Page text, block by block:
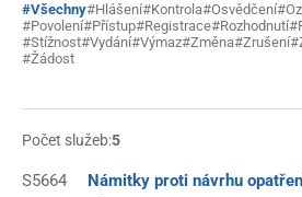
#Všechny#Hlášení#Kontrola#Osvědčení
#Povolení#Přístup#Registrace#Rozhodnutí
#Stížnost#Vydání#Výmaz#Změna#Zrušení
#Žádost
Počet služeb:5
S5664 Námitky proti návrhu